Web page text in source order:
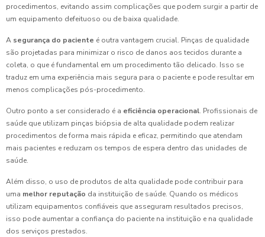
procedimentos, evitando assim complicações que podem surgir a partir de
um equipamento defeituoso ou de baixa qualidade.
A segurança do paciente é outra vantagem crucial. Pinças de qualidade
são projetadas para minimizar o risco de danos aos tecidos durante a
coleta, o que é fundamental em um procedimento tão delicado. Isso se
traduz em uma experiência mais segura para o paciente e pode resultar em
menos complicações pós-procedimento.
Outro ponto a ser considerado é a eficiência operacional. Profissionais de
saúde que utilizam pinças biópsia de alta qualidade podem realizar
procedimentos de forma mais rápida e eficaz, permitindo que atendam
mais pacientes e reduzam os tempos de espera dentro das unidades de
saúde.
Além disso, o uso de produtos de alta qualidade pode contribuir para
uma melhor reputação da instituição de saúde. Quando os médicos
utilizam equipamentos confiáveis que asseguram resultados precisos,
isso pode aumentar a confiança do paciente na instituição e na qualidade
dos serviços prestados.